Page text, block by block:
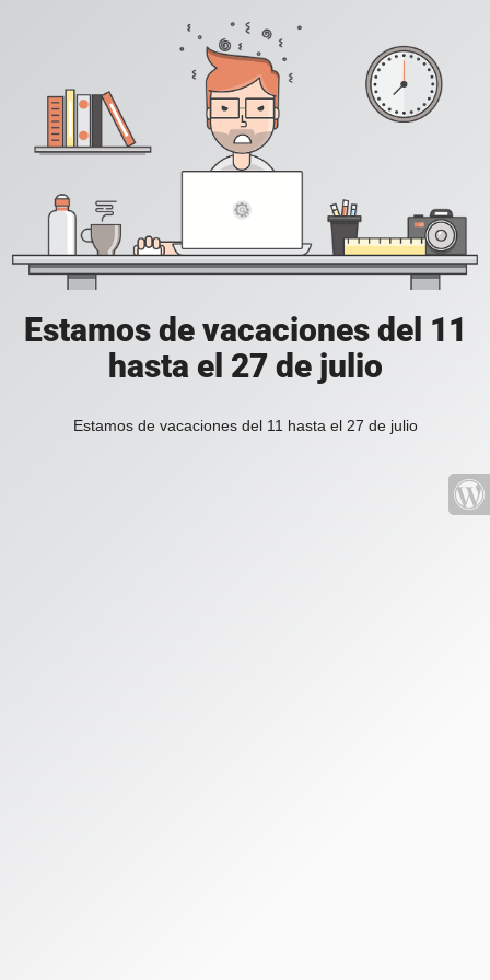
Estamos de vacaciones del 11
hasta el 27 de julio
Estamos de vacaciones del 11 hasta el 27 de julio